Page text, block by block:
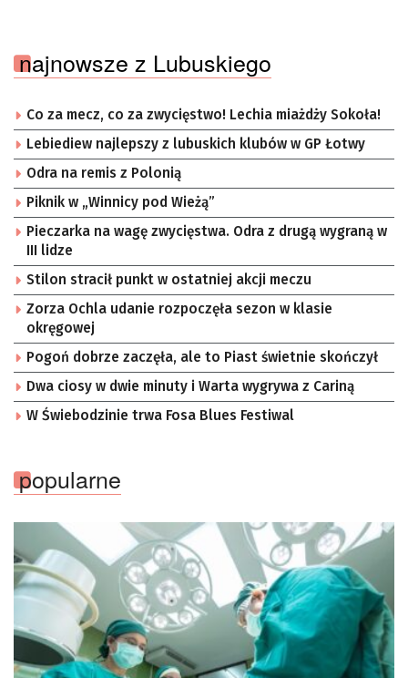
najnowsze z Lubuskiego
Co za mecz, co za zwycięstwo! Lechia miażdży Sokoła!
Lebiediew najlepszy z lubuskich klubów w GP Łotwy
Odra na remis z Polonią
Piknik w „Winnicy pod Wieżą”
Pieczarka na wagę zwycięstwa. Odra z drugą wygraną w
III lidze
Stilon stracił punkt w ostatniej akcji meczu
Zorza Ochla udanie rozpoczęła sezon w klasie
okręgowej
Pogoń dobrze zaczęła, ale to Piast świetnie skończył
Dwa ciosy w dwie minuty i Warta wygrywa z Cariną
W Świebodzinie trwa Fosa Blues Festiwal
popularne